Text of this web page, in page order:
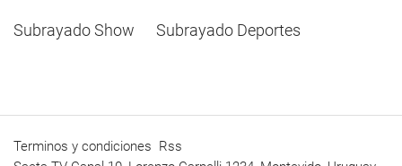
Subrayado Show Subrayado Deportes
Terminos y condiciones Rss